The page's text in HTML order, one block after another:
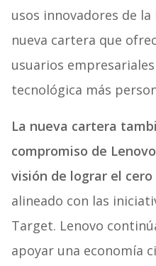
usos innovadores de
nueva cartera que
usuarios
tecnológica más
La nueva cartera
compromiso de
visión de lograr el
alineado con las
Target. Lenovo
apoyar una economía